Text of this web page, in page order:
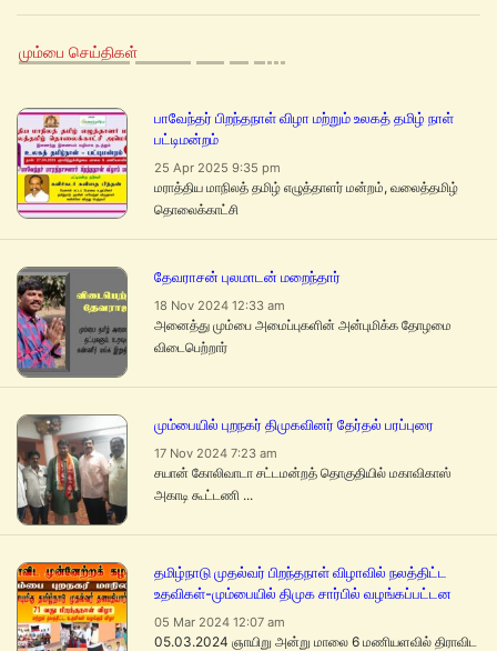
மும்பை செய்திகள்
பாவேந்தர் பிறந்தநாள் விழா மற்றும் உலகத் தமிழ் நாள்
பட்டிமன்றம்
25 Apr 2025 9:35 pm
மராத்திய மாநிலத் தமிழ் எழுத்தாளர் மன்றம், வலைத்தமிழ்
தொலைக்காட்சி
தேவராசன் புலமாடன் மறைந்தார்
18 Nov 2024 12:33 am
அனைத்து மும்பை அமைப்புகளின் அன்புமிக்க தோழமை
விடைபெற்றார்
மும்பையில் புறநகர் திமுகவினர் தேர்தல் பரப்புரை
17 Nov 2024 7:23 am
சயான் கோலிவாடா சட்டமன்றத் தொகுதியில் மகாவிகாஸ்
அகாடி கூட்டணி ...
தமிழ்நாடு முதல்வர் பிறந்தநாள் விழாவில் நலத்திட்ட
உதவிகள்-மும்பையில் திமுக சார்பில் வழங்கப்பட்டன
05 Mar 2024 12:07 am
05.03.2024 ஞாயிறு அன்று மாலை 6 மணியளவில் திராவிட